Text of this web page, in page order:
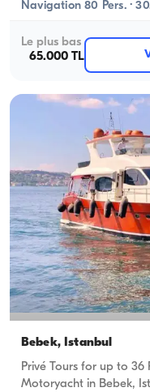
Navigation 80 Pers. ·
Le plus bas
65.000 TL
Bebek, İstanbul
Privé Tours for up to
Motoryacht in Bebek,